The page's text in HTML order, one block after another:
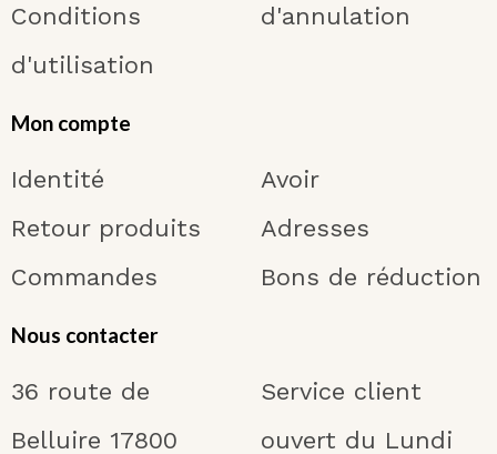
Conditions
d'utilisation
d'annulation
Mon compte
Identité
Retour produits
Commandes
Avoir
Adresses
Bons de réduction
Nous contacter
36 route de
Belluire 17800
Service client
ouvert du Lundi